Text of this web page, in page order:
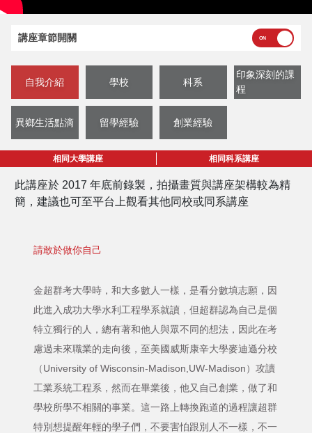
講座章節開關
自我介紹 學校 科系
印象深刻的課
程
異鄉生活點滴 留學經驗 創業經驗
相同大學講座 相同科系講座
此講座於 2017 年底前錄製，拍攝畫質與講座架構較為精
簡，建議也可至平台上觀看其他同校或同系講座
請敢於做你自己
金超群考大學時，和大多數人一樣，是看分數填志願，因
此進入成功大學水利工程學系就讀，但超群認為自己是個
特立獨行的人，總有著和他人與眾不同的想法，因此在考
慮過未來職業的走向後，至美國威斯康辛大學麥迪遜分校
（University of Wisconsin-Madison,UW-Madison）攻讀
工業系統工程系，然而在畢業後，他又自己創業，做了和
學校所學不相關的事業。這一路上轉換跑道的過程讓超群
特別想提醒年輕的學子們，不要害怕跟別人不一樣，不一